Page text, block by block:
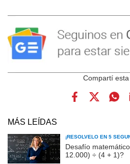
MÁS LEÍDAS
¡RESOLVELO EN 5
Desafío
12.000) ÷ (4 + 1)?